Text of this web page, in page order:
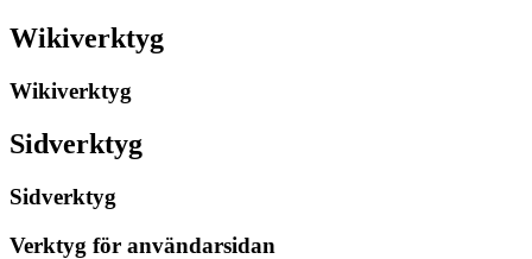
Wikiverktyg
Wikiverktyg
Sidverktyg
Sidverktyg
Verktyg för användarsidan